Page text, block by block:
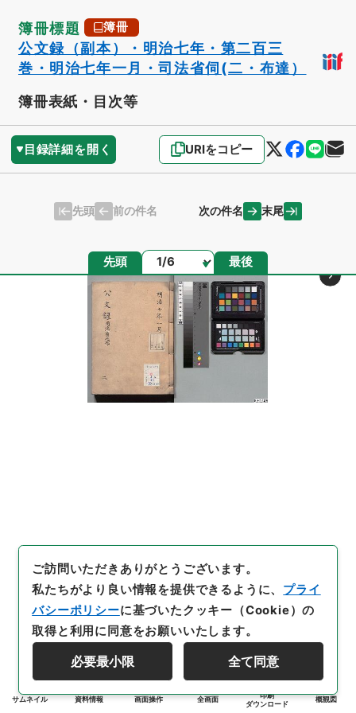
簿冊標題 簿冊
公文録（副本）・明治七年・第二百三
巻・明治七年一月・司法省伺(二・布達）
簿冊表紙・目次等
目録詳細を開く URIをコピー
先頭 前の件名 次の件名 末尾
先頭 ページ 最後
サムネイル 資料情報 画面操作 全画面
印刷
ダウンロード
概観図
ご訪問いただきありがとうございます。
私たちがより良い情報を提供できるように、 プライ
バシーポリシーに基づいたクッキー（Cookie）の
取得と利用に同意をお願いいたします。
必要最小限 全て同意